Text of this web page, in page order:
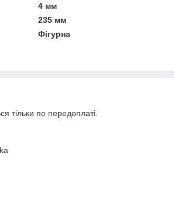
4 мм
235 мм
Фігурна
тільки по передоплаті.